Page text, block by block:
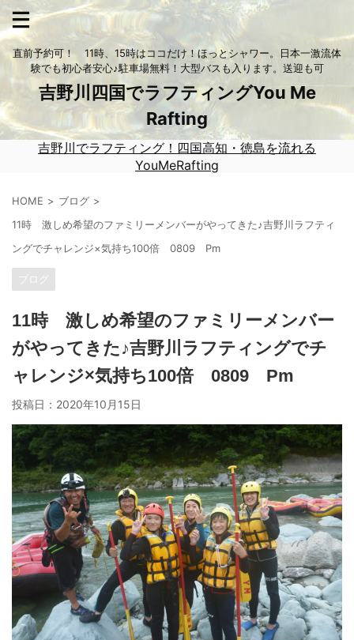
直前予約可！ 11時、15時はココだけ！ほっとシャワー。日本一激流体
験でも初心者安心♪駐車場無料！大型バスも入ります。送迎も可
吉野川四国でラフティングYou Me
Rafting
吉野川でラフティング！四国高知・徳島を流れる
YouMeRafting
HOME
ブログ
11時 激しめ希望のファミリーメンバーがやってきた♪吉野川ラフティ
ングでチャレンジ×気持ち100倍 0809 Pm
ブログ
11時 激しめ希望のファミリーメンバー
がやってきた♪吉野川ラフティングでチ
ャレンジ×気持ち100倍 0809 Pm
投稿日： 2020年10月15日